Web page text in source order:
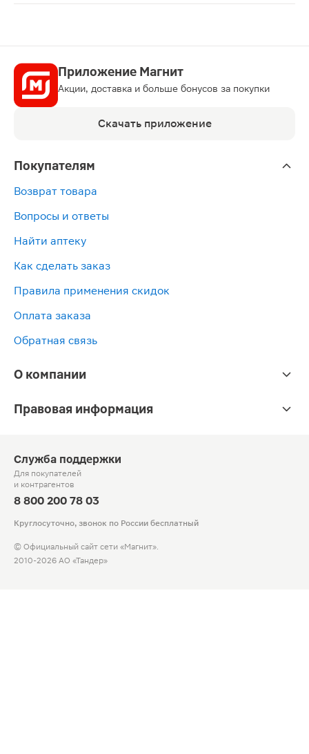
Приложение Магнит
Акции, доставка и больше бонусов за покупки
Скачать приложение
Покупателям
Возврат товара
Вопросы и ответы
Найти аптеку
Как сделать заказ
Правила применения скидок
Оплата заказа
Обратная связь
О компании
Правовая информация
Служба поддержки
Для покупателей
и контрагентов
8 800 200 78 03
Круглосуточно, звонок по России бесплатный
© Официальный сайт сети «Магнит».
2010-2026 АО «Тандер»